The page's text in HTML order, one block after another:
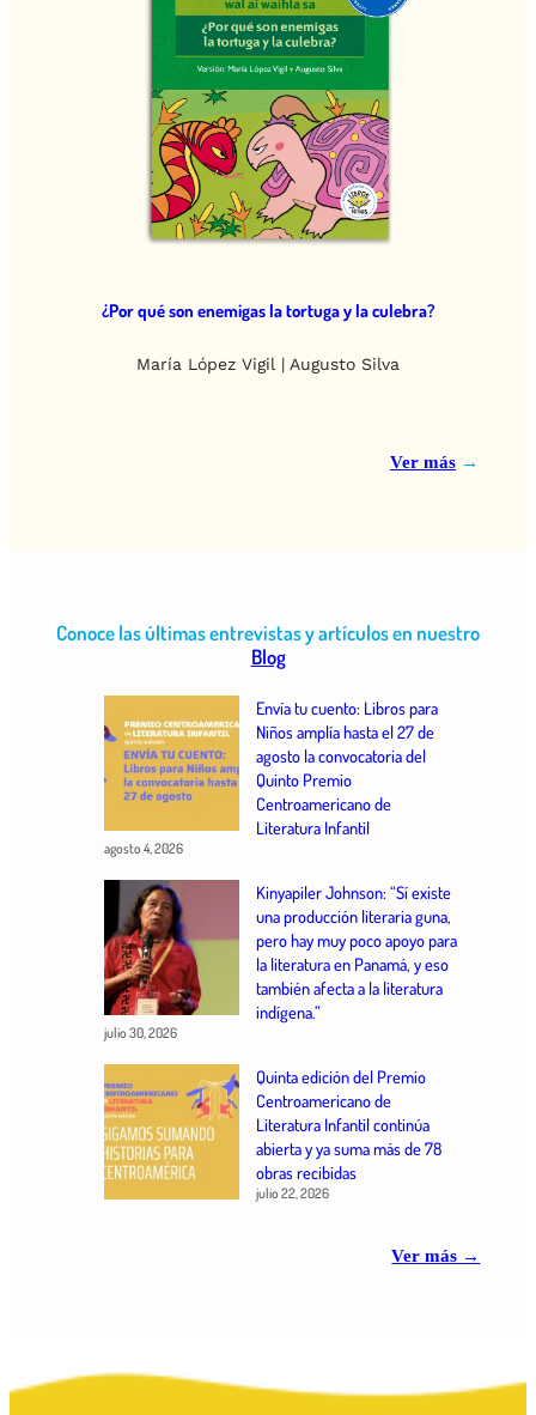
¿Por qué son enemigas la tortuga y la culebra?
María López Vigil | Augusto Silva
Ver más →
Conoce las últimas entrevistas y artículos en nuestro
Blog
Envía tu cuento: Libros para
Niños amplía hasta el 27 de
agosto la convocatoria del
Quinto Premio
Centroamericano de
Literatura Infantil
agosto 4, 2026
Kinyapiler Johnson: “Sí existe
una producción literaria guna,
pero hay muy poco apoyo para
la literatura en Panamá, y eso
también afecta a la literatura
indígena.”
julio 30, 2026
Quinta edición del Premio
Centroamericano de
Literatura Infantil continúa
abierta y ya suma más de 78
obras recibidas
julio 22, 2026
Ver más →